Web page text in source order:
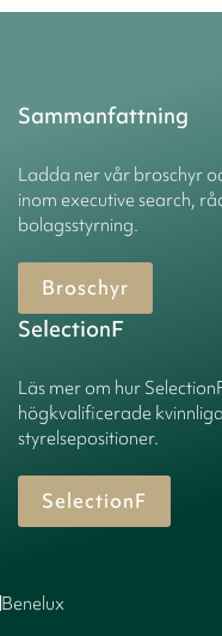
Sammanfattning
Ladda ner vår broschyr
inom executive search,
bolagsstyrning.
Broschyr
SelectionF
Läs mer om hur
högkvalificerade
styrelsepositioner.
SelectionF
Benelux